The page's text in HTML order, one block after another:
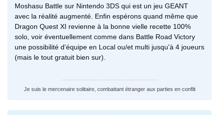
Moshasu Battle sur Nintendo 3DS qui est un jeu GEANT
avec la réalité augmenté. Enfin espérons quand même que
Dragon Quest XI revienne à la bonne vielle recette 100%
solo, voir éventuellement comme dans Battle Road Victory
une possibilité d'équipe en Local ou/et multi jusqu'à 4 joueurs
(mais le tout gratuit bien sur).
Je suis le mercenaire solitaire, combattant étranger aux parties en conflit